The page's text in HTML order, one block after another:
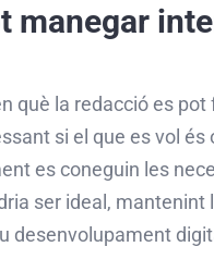
manegar
què la redacció es
si el que es vol
es coneguin les
ser ideal, mantenint
desenvolupament